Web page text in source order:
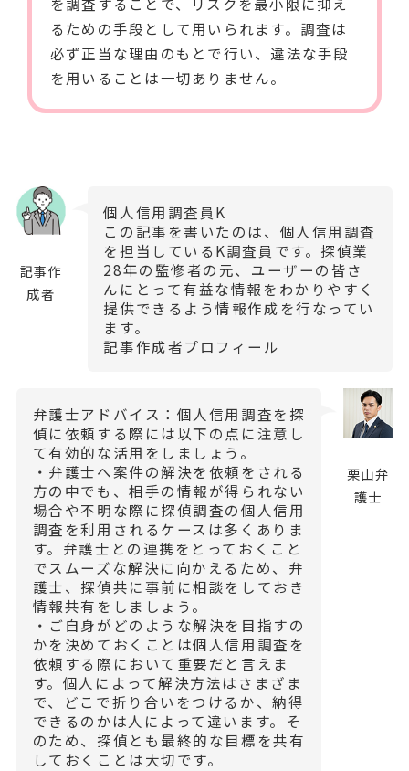
るための手段として用いられます。調査は
必ず正当な理由のもとで行い、違法な手段
を用いることは一切ありません。
記事作
成者
個人信用調査員K
この記事を書いたのは、個人信用調査
を担当しているK調査員です。探偵業
28年の監修者の元、ユーザーの皆さ
んにとって有益な情報をわかりやすく
提供できるよう情報作成を行なってい
ます。
記事作成者プロフィール
栗山弁
護士
弁護士アドバイス：個人信用調査を探
偵に依頼する際には以下の点に注意し
て有効的な活用をしましょう。
・弁護士へ案件の解決を依頼をされる
方の中でも、相手の情報が得られない
場合や不明な際に探偵調査の個人信用
調査を利用されるケースは多くありま
す。弁護士との連携をとっておくこと
でスムーズな解決に向かえるため、弁
護士、探偵共に事前に相談をしておき
情報共有をしましょう。
・ご自身がどのような解決を目指すの
かを決めておくことは個人信用調査を
依頼する際において重要だと言えま
す。個人によって解決方法はさまざま
で、どこで折り合いをつけるか、納得
できるのかは人によって違います。そ
のため、探偵とも最終的な目標を共有
しておくことは大切です。